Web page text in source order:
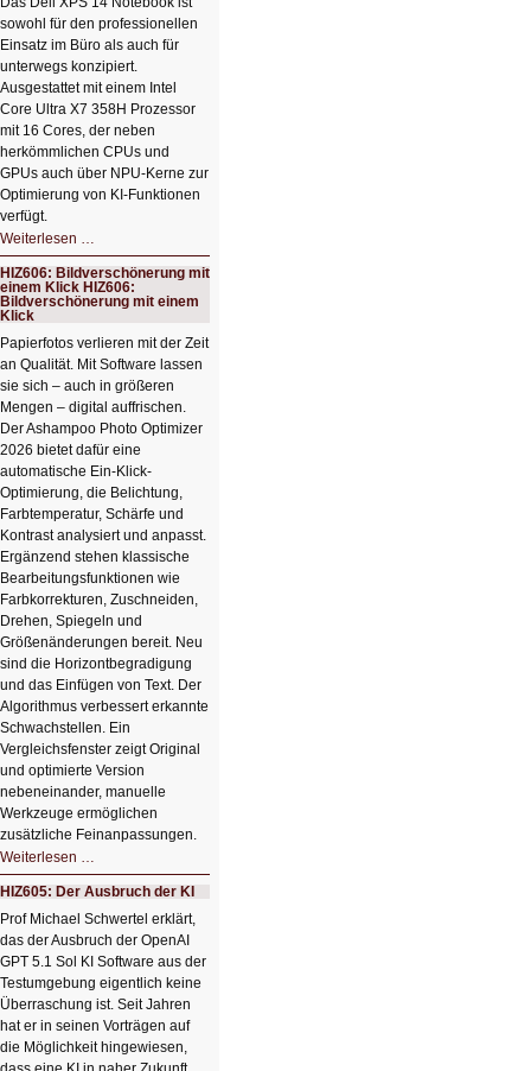
sowohl für den professionellen
Einsatz im Büro als auch für
unterwegs konzipiert.
Ausgestattet mit einem Intel
Core Ultra X7 358H Prozessor
mit 16 Cores, der neben
herkömmlichen CPUs und
GPUs auch über NPU-Kerne zur
Optimierung von KI-Funktionen
verfügt.
Weiterlesen …
Schicker
kompakter
Rechenturbo
HIZ606: Bildverschönerung mit
einem Klick HIZ606:
Bildverschönerung mit einem
Klick
Papierfotos verlieren mit der Zeit
an Qualität. Mit Software lassen
sie sich – auch in größeren
Mengen – digital auffrischen.
Der Ashampoo Photo Optimizer
2026 bietet dafür eine
automatische Ein-Klick-
Optimierung, die Belichtung,
Farbtemperatur, Schärfe und
Kontrast analysiert und anpasst.
Ergänzend stehen klassische
Bearbeitungsfunktionen wie
Farbkorrekturen, Zuschneiden,
Drehen, Spiegeln und
Größenänderungen bereit. Neu
sind die Horizontbegradigung
und das Einfügen von Text. Der
Algorithmus verbessert erkannte
Schwachstellen. Ein
Vergleichsfenster zeigt Original
und optimierte Version
nebeneinander, manuelle
Werkzeuge ermöglichen
zusätzliche Feinanpassungen.
Weiterlesen …
Bildverschönerung
mit
einem
Klick
HIZ606:
Bildverschönerung
mit
einem
Klick
HIZ605: Der Ausbruch der KI
Prof Michael Schwertel erklärt,
das der Ausbruch der OpenAI
GPT 5.1 Sol KI Software aus der
Testumgebung eigentlich keine
Überraschung ist. Seit Jahren
hat er in seinen Vorträgen auf
die Möglichkeit hingewiesen,